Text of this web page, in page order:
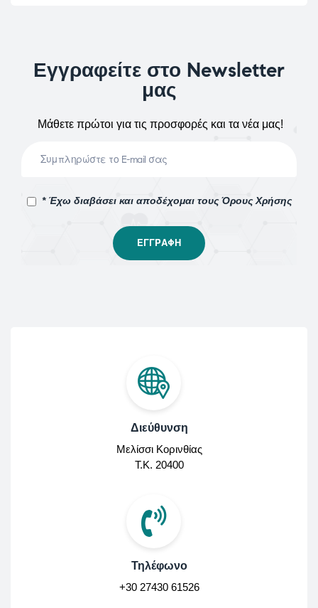
Εγγραφείτε στο Newsletter
μας
Μάθετε πρώτοι για τις προσφορές και τα νέα μας!
* Έχω διαβάσει και αποδέχομαι τους Όρους Χρήσης
Διεύθυνση
Μελίσσι Κορινθίας
Τ.Κ. 20400
Τηλέφωνο
+30 27430 61526